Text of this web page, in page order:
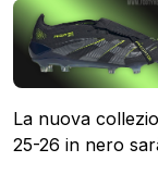
La nuova
25-26 in nero